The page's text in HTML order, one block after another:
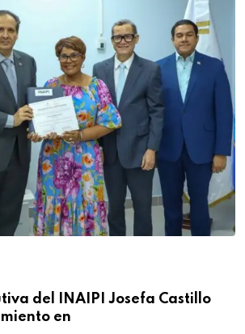
del INAIPI Josefa Castillo
en